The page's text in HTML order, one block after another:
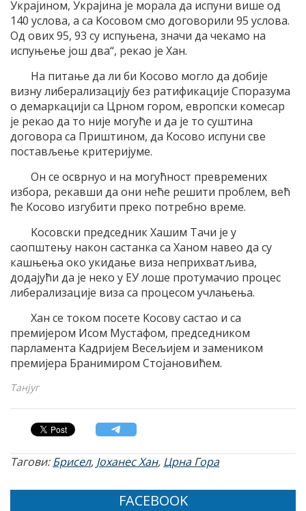
Украjином, Украjина jе морала да испуни више од
140 услова, а са Kосовом смо договорили 95 услова.
Oд ових 95, 93 су испуњена, значи да чекамо на
испуњење jош два“, рекао jе Хан.
На питање да ли би Kосово могло да добиjе
визну либерализациjу без ратификациjе Споразума
о демаркациjи са Црном гором, европски комесар
jе рекао да то ниjе могуће и да jе то суштина
договора са Приштином, да Kосово испуни све
постављење критериjуме.
Oн се осврнуо и на могућност превремених
избора, рекавши да они неће решити проблем, већ
ће Kосово изгубити преко потребно време.
Kосовски председник Хашим Tачи jе у
саопштењу након састанка са Ханом навео да су
кашњења око укидање виза неприхватљива,
додаjући да jе неко у EУ лоше протумачио процес
либерализациjе виза са процесом учлањења.
Хан се током посете Kосову састао и са
премиjером Исом Mустафом, председником
парламента Kадриjем Весељиjем и замеником
премиjера Бранимиром Стоjановићем.
Танјуг
Тагови:Брисел, Јоханес Хан, Црна Гора
FACEBOOK